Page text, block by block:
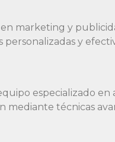
marketing y
y
especializado en
mediante técnicas